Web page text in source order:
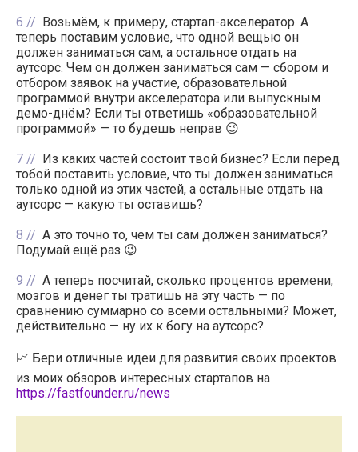
6
Возьмём, к примеру, стартап-акселератор. А
теперь поставим условие, что одной вещью он
должен заниматься сам, а остальное отдать на
аутсорс. Чем он должен заниматься сам — сбором и
отбором заявок на участие, образовательной
программой внутри акселератора или выпускным
демо-днём? Если ты ответишь «образовательной
программой» — то будешь неправ 😉
7
Из каких частей состоит твой бизнес? Если перед
тобой поставить условие, что ты должен заниматься
только одной из этих частей, а остальные отдать на
аутсорс — какую ты оставишь?
8
А это точно то, чем ты сам должен заниматься?
Подумай ещё раз 😉
9
А теперь посчитай, сколько процентов времени,
мозгов и денег ты тратишь на эту часть — по
сравнению суммарно со всеми остальными? Может,
действительно — ну их к богу на аутсорс?
📈 Бери отличные идеи для развития своих проектов
из моих обзоров интересных стартапов на
https://fastfounder.ru/news